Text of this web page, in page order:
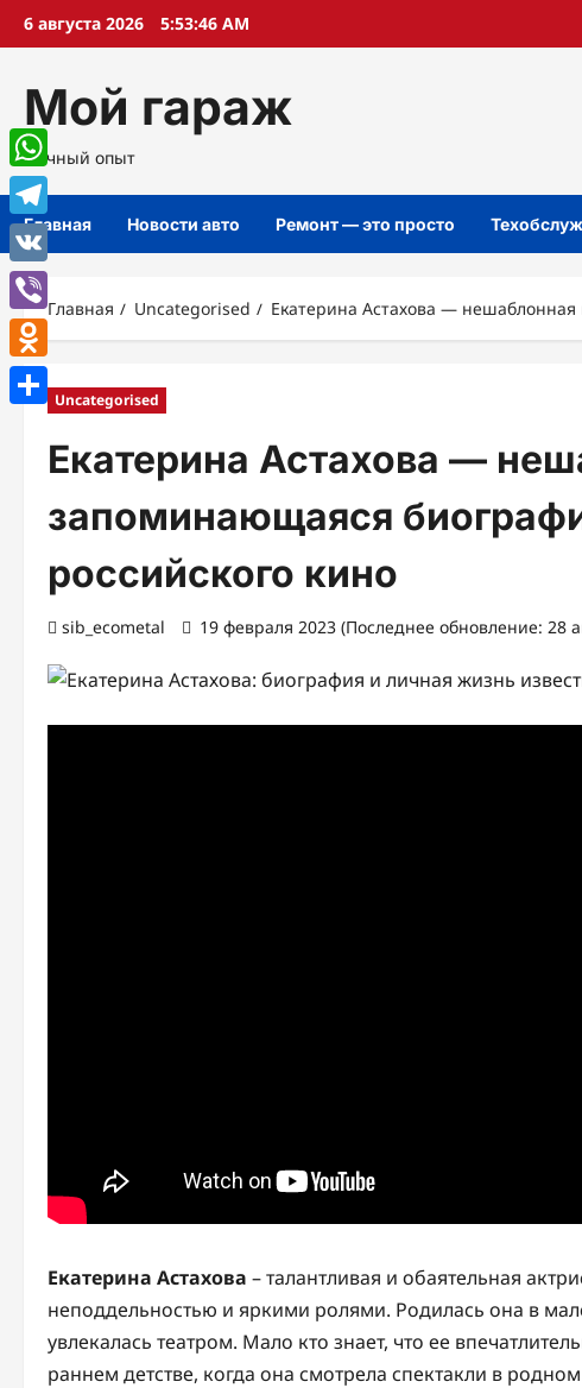
Перейти
6 августа 2026 5:53:47 AM
Мой гараж
Личный опыт
Главная Новости авто Ремонт — это просто
Главная Uncategorised Екатерина Астахова —
Uncategorised
Екатерина Астахова —
запоминающаяся
российского кино
sib_ecometal 19 февраля 2023 (Последнее обновление: 28
Екатерина Астахова – талантливая и обаятельная
неподдельностью и яркими ролями. Родилась она в
увлекалась театром. Мало кто знает, что ее
раннем детстве, когда она смотрела спектакли в
WhatsApp
Telegram
VK
Viber
Odnoklassniki